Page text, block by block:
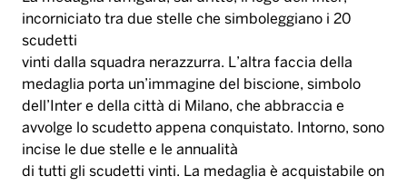
incorniciato tra due stelle che simboleggiano i 20
scudetti
vinti dalla squadra nerazzurra. L’altra faccia della
medaglia porta un’immagine del biscione, simbolo
dell’Inter e della città di Milano, che abbraccia e
avvolge lo scudetto appena conquistato. Intorno, sono
incise le due stelle e le annualità
di tutti gli scudetti vinti. La medaglia è acquistabile on